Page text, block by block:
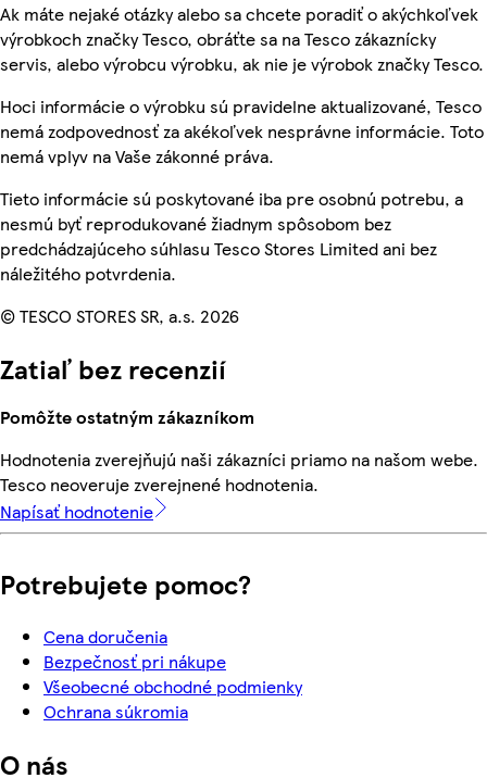
Ak máte nejaké otázky alebo sa chcete poradiť o akýchkoľvek
výrobkoch značky Tesco, obráťte sa na Tesco zákaznícky
servis, alebo výrobcu výrobku, ak nie je výrobok značky Tesco.
Hoci informácie o výrobku sú pravidelne aktualizované, Tesco
nemá zodpovednosť za akékoľvek nesprávne informácie. Toto
nemá vplyv na Vaše zákonné práva.
Tieto informácie sú poskytované iba pre osobnú potrebu, a
nesmú byť reprodukované žiadnym spôsobom bez
predchádzajúceho súhlasu Tesco Stores Limited ani bez
náležitého potvrdenia.
© TESCO STORES SR, a.s. 2026
Zatiaľ bez recenzií
Pomôžte ostatným zákazníkom
Hodnotenia zverejňujú naši zákazníci priamo na našom webe.
Tesco neoveruje zverejnené hodnotenia.
Napísať hodnotenie
Potrebujete pomoc?
Cena doručenia
Bezpečnosť pri nákupe
Všeobecné obchodné podmienky
Ochrana súkromia
O nás